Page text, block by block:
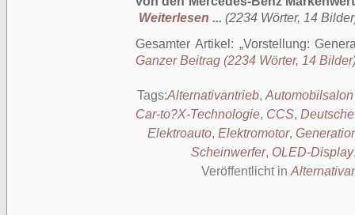
Weiterlesen ... (2234 Wörter, 14
Gesamter Artikel:
Vorstellung:
Ganzer Beitrag (2234 Wörter, 14
Tags:Alternativantrieb,
Car-to?X-Technologie, CCS,
Elektroauto, Elektromotor,
Scheinwerfer, OLED-Display
Veröffentlicht in